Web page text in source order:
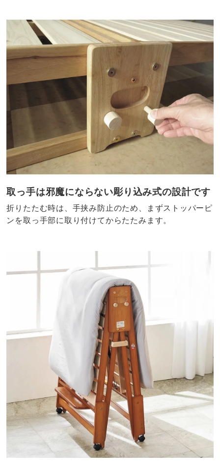
取っ手は邪魔にならない彫り込み式の設計です
折りたたむ時は、手挟み防止のため、まずストッパーピ
ンを取っ手部に取り付けてからたたみます。